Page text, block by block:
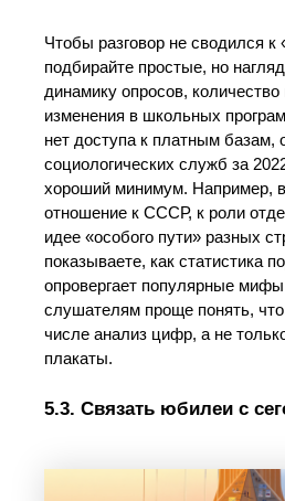
Чтобы разговор не сводился к
подбирайте простые, но
динамику опросов, количество
изменения в школьных
нет доступа к платным базам,
социологических служб за
хороший минимум. Например,
отношение к СССР, к роли
идее «особого пути» разных
показываете, как статистика
опровергает популярные
слушателям проще понять,
числе анализ цифр, а не
плакаты.
5.3. Связать юбилеи с